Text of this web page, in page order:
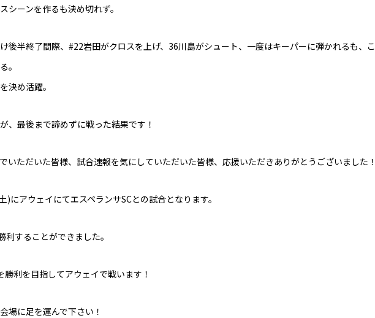
シーンを作るも決め切れず。
後半終了間際、#22岩田がクロスを上げ、36川島がシュート、一度はキーパーに弾かれるも、こ
。
決め活躍。
、最後まで諦めずに戦った結果です！
いただいた皆様、試合速報を気にしていただいた皆様、応援いただきありがとうございました！
にアウェイにてエスペランサSCとの試合となります。
することができました。
利を目指してアウェイで戦います！
場に足を運んで下さい！